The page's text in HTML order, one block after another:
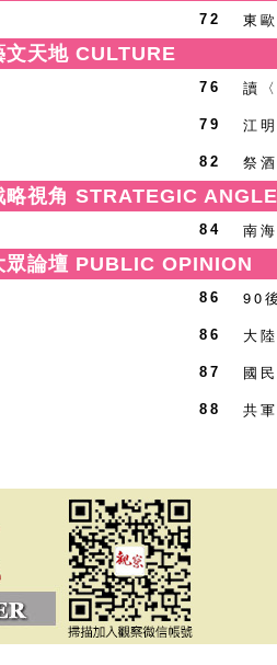
72 東
文天地 CULTURE
76 讀
79 江
82 祭
略視角 STRATEGIC ANGLE
84 南
眾論壇 PUBLIC OPINION
86 90
86 大
87 國
88 共